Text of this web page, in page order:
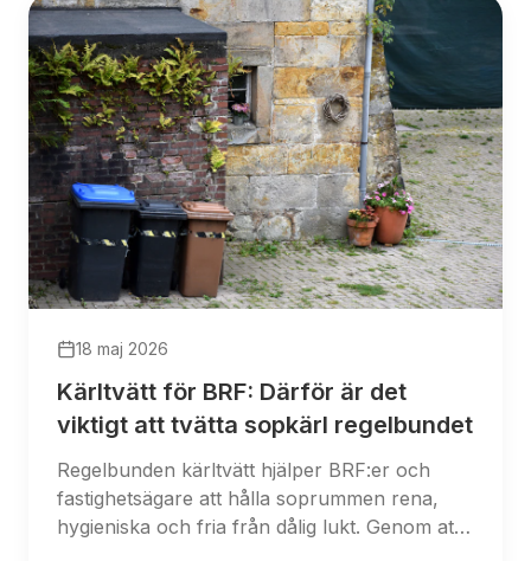
18 maj 2026
Kärltvätt för BRF: Därför är det
viktigt att tvätta sopkärl regelbundet
Regelbunden kärltvätt hjälper BRF:er och
fastighetsägare att hålla soprummen rena,
hygieniska och fria från dålig lukt. Genom att